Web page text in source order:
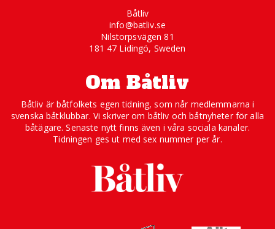
Båtliv
info@batliv.se
Nilstorpsvägen 81
181 47 Lidingö, Sweden
Om Båtliv
Båtliv är båtfolkets egen tidning, som når medlemmarna i
svenska båtklubbar. Vi skriver om båtliv och båtnyheter för alla
båtägare. Senaste nytt finns även i våra sociala kanaler.
Tidningen ges ut med sex nummer per år.